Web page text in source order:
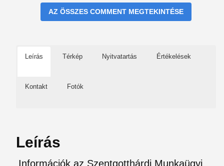
AZ ÖSSZES COMMENT MEGTEKINTÉSE
Leírás Térkép Nyitvatartás Értékelések
Kontakt Fotók
Leírás
Információk az Szentgotthárdi Munkaügyi